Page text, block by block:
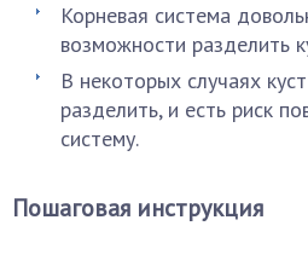
Корневая система
возможности разделить
В некоторых случаях
разделить, и есть риск
систему.
Пошаговая инструкция